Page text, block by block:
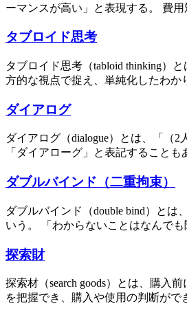
ーマンスが高い」と表現する。 費
タブロイド思考
タブロイド思考（tabloid thinking）
方的な視点で捉え、単純化したわ
ダイアログ
ダイアログ（dialogue）とは、「（
「ダイアローグ」と表記すること
ダブルバインド（二重拘束）
ダブルバインド（double bind）と
いう。 「わからないことはなんで
探索財
探索材（search goods）とは、購入
を把握でき、購入や使用の判断が